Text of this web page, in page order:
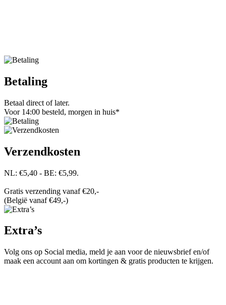
Betaling
Betaal direct of later.
Voor 14:00 besteld, morgen in huis*
Verzendkosten
NL: €5,40 - BE: €5,99.
Gratis verzending vanaf €20,-
(België vanaf €49,-)
Extra’s
Volg ons op Social media, meld je aan voor de nieuwsbrief en/of
maak een account aan om kortingen & gratis producten te krijgen.